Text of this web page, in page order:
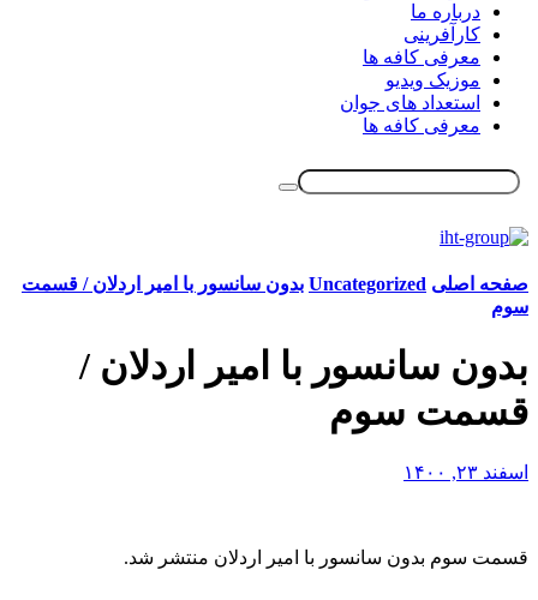
درباره ما
کارآفرینی
معرفی کافه ها
موزیک ویدیو
استعداد های جوان
معرفی کافه ها
صفحه اصلی Uncategorized بدون سانسور با امیر اردلان / قسمت
سوم
بدون سانسور با امیر اردلان /
قسمت سوم
اسفند ۲۳, ۱۴۰۰
قسمت سوم بدون سانسور با امیر اردلان منتشر شد.